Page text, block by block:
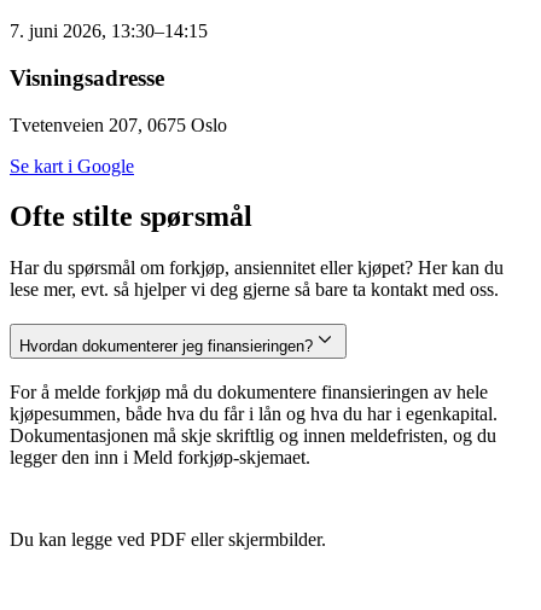
7. juni 2026, 13:30–14:15
Visningsadresse
Tvetenveien 207, 0675 Oslo
Se kart i Google
Ofte stilte spørsmål
Har du spørsmål om forkjøp, ansiennitet eller kjøpet? Her kan du
lese mer, evt. så hjelper vi deg gjerne så bare ta kontakt med oss.
Hvordan dokumenterer jeg finansieringen?
For å melde forkjøp må du dokumentere finansieringen av hele
kjøpesummen, både hva du får i lån og hva du har i egenkapital.
Dokumentasjonen må skje skriftlig og innen meldefristen, og du
legger den inn i Meld forkjøp-skjemaet.
Du kan legge ved PDF eller skjermbilder.